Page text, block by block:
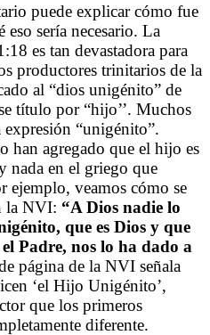
puede explicar cómo fue
sería necesario. La
es tan devastadora para
productores trinitarios de la
al “dios unigénito” de
título por “hijo’’. Muchos
“unigénito”.
han agregado que el hijo es
nada en el griego que
ejemplo, veamos cómo se
la NVI: “A Dios nadie lo
que es Dios y que
Padre, nos lo ha dado a
página de la NVI señala
‘el Hijo Unigénito’,
que los primeros
diferente.